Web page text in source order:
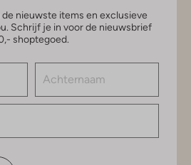
nieuwste items en exclusieve
Schrijf je in voor de nieuwsbrief
shoptegoed.